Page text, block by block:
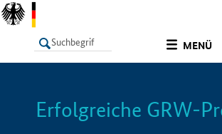
MENÜ
LISTE
Erfolgreiche GRW-